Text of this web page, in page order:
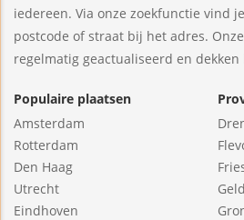
iedereen. Via onze zoekfunctie vind
postcode of straat bij het adres.
regelmatig geactualiseerd en
Populaire plaatsen
Amsterdam
Rotterdam
Den Haag
Utrecht
Eindhoven